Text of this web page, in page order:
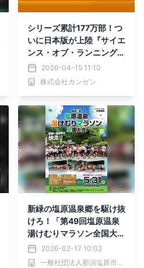
シリーズ累計177万部！つ
いに日本版が上陸『サイエ
ンス・オブ・ランニング』
4月17日に発売！ ─ランニ
ングのすべてがこの1冊で
わかる
2026-04-15 11:10
株式会社カンゼン
新緑の塩原温泉郷を駆け抜
けろ！「第49回塩原温泉
湯けむりマラソン全国大
会」開催2026-02-17 10:02
一般社団法人那須塩原市観光局